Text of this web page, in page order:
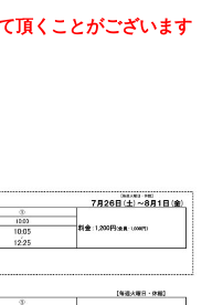
頂くことがございます